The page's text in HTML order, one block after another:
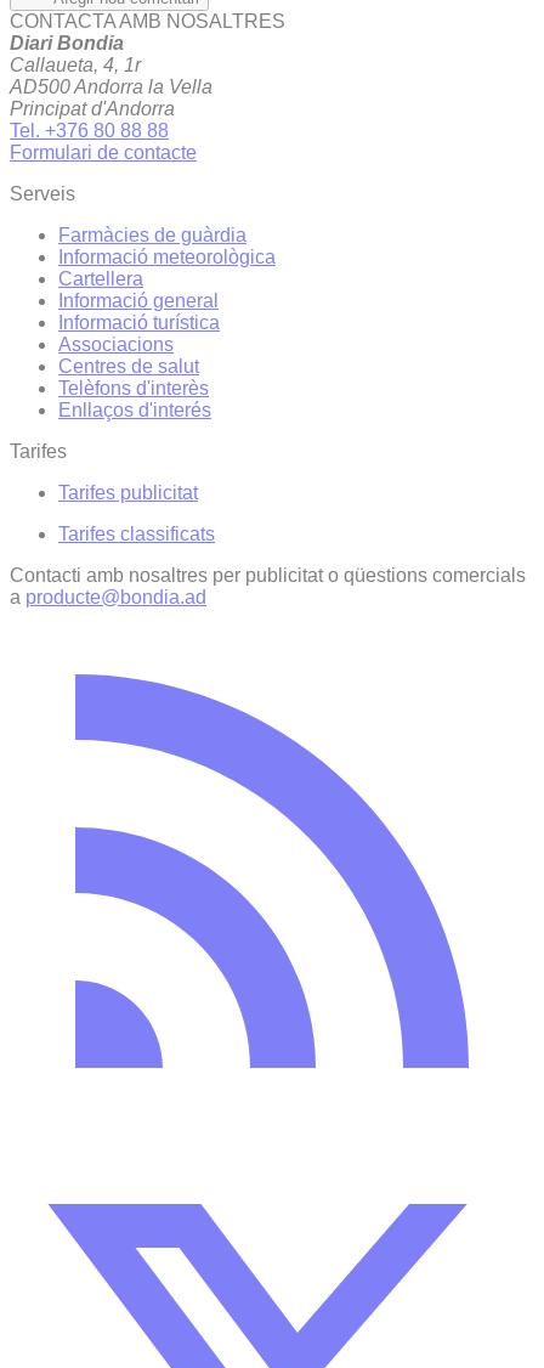
CONTACTA AMB NOSALTRES
Diari Bondia
Callaueta, 4, 1r
AD500 Andorra la Vella
Principat d'Andorra
Tel. +376 80 88 88
Formulari de contacte
Serveis
Farmàcies de guàrdia
Informació meteorològica
Cartellera
Informació general
Informació turística
Associacions
Centres de salut
Telèfons d'interès
Enllaços d'interés
Tarifes
Tarifes publicitat
Tarifes classificats
Contacti amb nosaltres per publicitat o qüestions comercials
a producte@bondia.ad